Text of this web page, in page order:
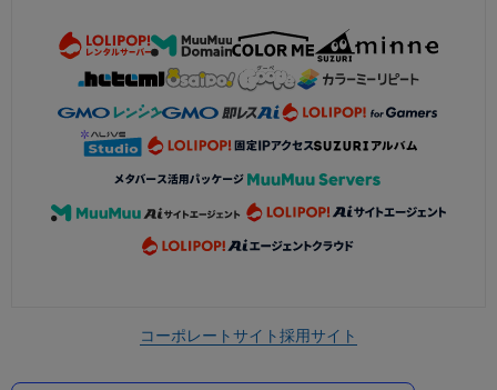
コーポレートサイト採用サイト